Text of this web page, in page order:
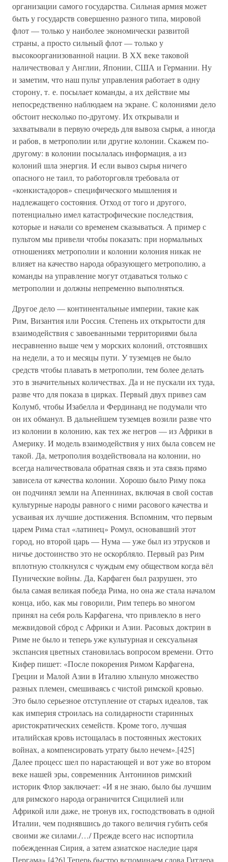
организации самого государства. Сильная армия может
быть у государств совершенно разного типа, мировой
флот — только у наиболее экономически развитой
страны, а просто сильный флот — только у
высокоорганизованной нации. В ХХ веке таковой
наличествовал у Англии, Японии, США и Германии. Ну
и заметим, что наш пульт управления работает в одну
сторону, т. е. посылает команды, а их действие мы
непосредственно наблюдаем на экране. С колониями дело
обстоит несколько по-другому. Их открывали и
захватывали в первую очередь для вывоза сырья, а иногда
и рабов, в метрополии или другие колонии. Скажем по-
другому: в колонии посылалась информация, а из
колоний шла энергия. И если вывоз сырья ничего
опасного не таил, то работорговля требовала от
«конкистадоров» специфического мышления и
надлежащего состояния. Отход от того и другого,
потенциально имел катастрофические последствия,
которые и начали со временем сказываться. А пример с
пультом мы привели чтобы показать: при нормальных
отношениях метрополии и колонии колония никак не
влияет на качество народа образующего метрополию, а
команды на управление могут отдаваться только с
метрополии и должны непременно выполняться.
Другое дело — континентальные империи, такие как
Рим, Византия или Россия. Степень их открытости для
взаимодействия с завоеванными территориями была
несравненно выше чем у морских колоний, отстоявших
на недели, а то и месяцы пути. У туземцев не было
средств чтобы плавать в метрополии, тем более делать
это в значительных количествах. Да и не пускали их туда,
разве что для показа в цирках. Первый двух привез сам
Колумб, чтобы Изабелла и Фердинанд не подумали что
он их обманул. В дальнейшем туземцев возили разве что
из колонии в колонию, как тех же негров — из Африки в
Америку. И модель взаимодействия у них была совсем не
такой. Да, метрополия воздействовала на колонии, но
всегда наличествовала обратная связь и эта связь прямо
зависела от качества колонии. Хорошо было Риму пока
он подчинял земли на Апеннинах, включая в свой состав
культурные народы равного с ними расового качества и
усваивая их лучшие достижения. Вспомним, что первым
царем Рима стал «латинец» Ромул, основавший этот
город, но второй царь — Нума — уже был из этрусков и
ничье достоинство это не оскорбляло. Первый раз Рим
вплотную столкнулся с чуждым ему обществом когда вёл
Пунические войны. Да, Карфаген был разрушен, это
была самая великая победа Рима, но она же стала началом
конца, ибо, как мы говорили, Рим теперь во многом
принял на себя роль Карфагена, что привлекло в него
межвидовой сброд с Африки и Азии. Расовых доктрин в
Риме не было и теперь уже культурная и сексуальная
экспансия цветных становилась вопросом времени. Отто
Кифер пишет: «После покорения Римом Карфагена,
Греции и Малой Азии в Италию хлынуло множество
разных племен, смешиваясь с чистой римской кровью.
Это было серьезное отступление от старых идеалов, так
как империя строилась на солидарности старинных
аристократических семейств. Кроме того, лучшая
италийская кровь истощалась в постоянных жестоких
войнах, а компенсировать утрату было нечем».[425]
Далее процесс шел по нарастающей и вот уже во втором
веке нашей эры, современник Антонинов римский
историк Флор заключает: «И я не знаю, было бы лучшим
для римского народа ограничится Сицилией или
Африкой или даже, не тронув их, господствовать в одной
Италии, чем поднявшись до такого величия губить себя
своими же силами./…/ Прежде всего нас испортила
побежденная Сирия, а затем азиатское наследие царя
Пергама».[426] Теперь быстро вспоминаем слова Гитлера